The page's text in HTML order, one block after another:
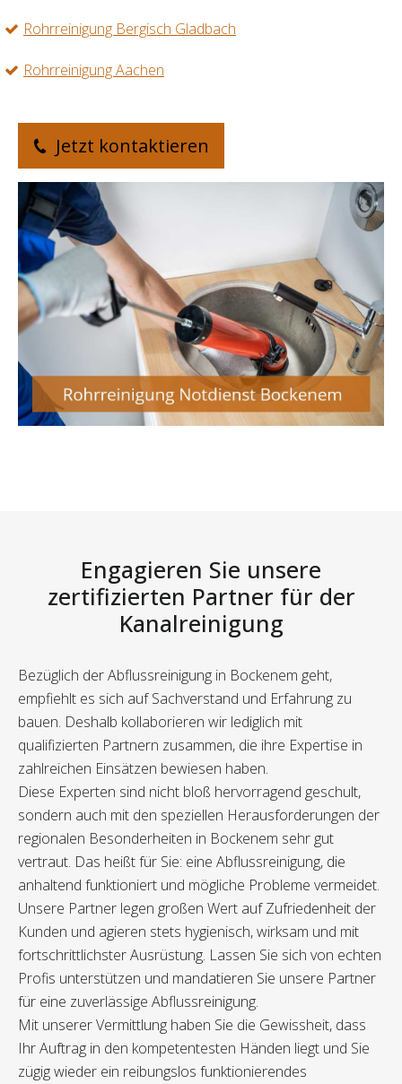
Rohrreinigung Bergisch Gladbach
Rohrreinigung Aachen
Jetzt kontaktieren
Engagieren Sie unsere
zertifizierten Partner für der
Kanalreinigung
Bezüglich der Abflussreinigung in Bockenem geht,
empfiehlt es sich auf Sachverstand und Erfahrung zu
bauen. Deshalb kollaborieren wir lediglich mit
qualifizierten Partnern zusammen, die ihre Expertise in
zahlreichen Einsätzen bewiesen haben.
Diese Experten sind nicht bloß hervorragend geschult,
sondern auch mit den speziellen Herausforderungen der
regionalen Besonderheiten in Bockenem sehr gut
vertraut. Das heißt für Sie: eine Abflussreinigung, die
anhaltend funktioniert und mögliche Probleme vermeidet.
Unsere Partner legen großen Wert auf Zufriedenheit der
Kunden und agieren stets hygienisch, wirksam und mit
fortschrittlichster Ausrüstung. Lassen Sie sich von echten
Profis unterstützen und mandatieren Sie unsere Partner
für eine zuverlässige Abflussreinigung.
Mit unserer Vermittlung haben Sie die Gewissheit, dass
Ihr Auftrag in den kompetentesten Händen liegt und Sie
zügig wieder ein reibungslos funktionierendes